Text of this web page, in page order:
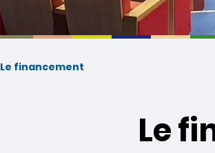
Le financement
Le